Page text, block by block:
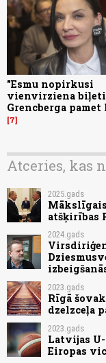
"Esmu nopirkusi
vienvirziena
Grencberga
7
Atceries, kas
2025.gads
atšķirības
2024.gads
2023.gads
Rīgā
dzelzceļa
2023.gads
Latvijas
Eiropas